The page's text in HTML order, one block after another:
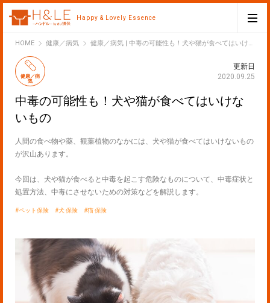
Happy & Lovely Essence
HOMEH&LE健康／病気 健康／病気 | 中毒の可能性も！犬や猫が食べてはいけないもの
健康／病
気
更新日
2020.09.25
中毒の可能性も！犬や猫が食べてはいけな
いもの
人間の食べ物や薬、観葉植物のなかには、犬や猫が食べてはいけないもの
が沢山あります。
今回は、犬や猫が食べると中毒を起こす危険なものについて、中毒症状と
処置方法、中毒にさせないための対策などを解説します。
ペット保険 犬 保険 猫 保険